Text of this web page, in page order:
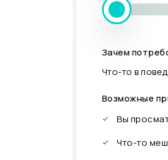
Зачем
Что-то в
Возможные
Вы
Что-то